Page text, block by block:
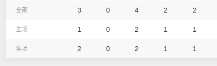
全部 3 0 4 2 2
主场 1 0 2 1 1
客场 2 0 2 1 1